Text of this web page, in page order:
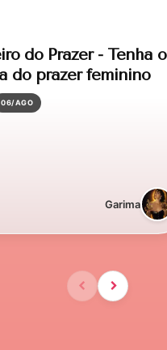
do Prazer - Tenha o
do prazer feminino
06/AGO
Garima